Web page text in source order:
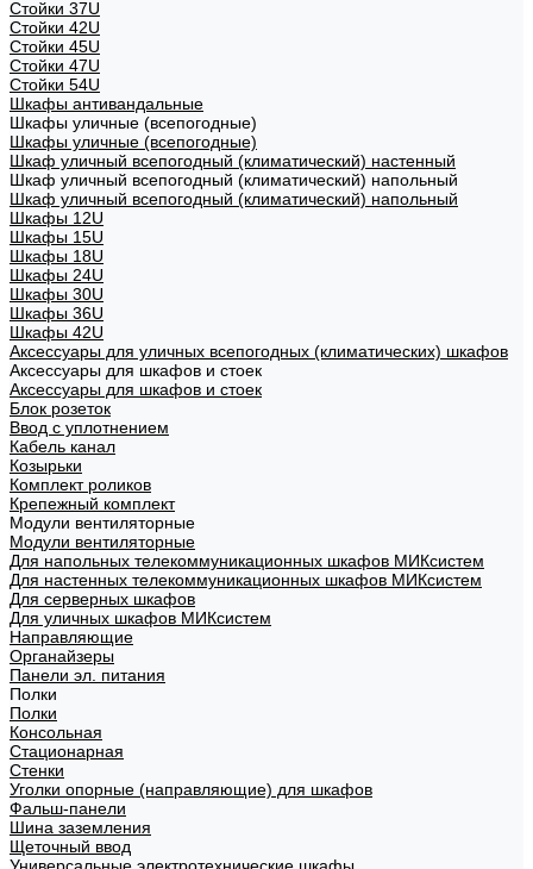
Стойки 37U
Стойки 42U
Стойки 45U
Стойки 47U
Стойки 54U
Шкафы антивандальные
Шкафы уличные (всепогодные)
Шкафы уличные (всепогодные)
Шкаф уличный всепогодный (климатический) настенный
Шкаф уличный всепогодный (климатический) напольный
Шкаф уличный всепогодный (климатический) напольный
Шкафы 12U
Шкафы 15U
Шкафы 18U
Шкафы 24U
Шкафы 30U
Шкафы 36U
Шкафы 42U
Аксессуары для уличных всепогодных (климатических) шкафов
Аксессуары для шкафов и стоек
Аксессуары для шкафов и стоек
Блок розеток
Ввод с уплотнением
Кабель канал
Козырьки
Комплект роликов
Крепежный комплект
Модули вентиляторные
Модули вентиляторные
Для напольных телекоммуникационных шкафов МИКсистем
Для настенных телекоммуникационных шкафов МИКсистем
Для серверных шкафов
Для уличных шкафов МИКсистем
Направляющие
Органайзеры
Панели эл. питания
Полки
Полки
Консольная
Стационарная
Стенки
Уголки опорные (направляющие) для шкафов
Фальш-панели
Шина заземления
Щеточный ввод